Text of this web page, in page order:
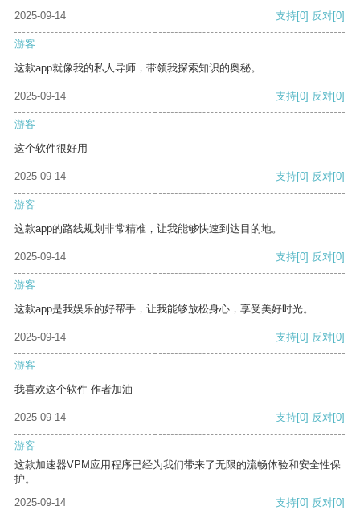
2025-09-14
支持[0] 反对[0]
游客
这款app就像我的私人导师，带领我探索知识的奥秘。
2025-09-14 支持[0] 反对[0]
游客
这个软件很好用
2025-09-14 支持[0] 反对[0]
游客
这款app的路线规划非常精准，让我能够快速到达目的地。
2025-09-14 支持[0] 反对[0]
游客
这款app是我娱乐的好帮手，让我能够放松身心，享受美好时光。
2025-09-14 支持[0] 反对[0]
游客
我喜欢这个软件 作者加油
2025-09-14 支持[0] 反对[0]
游客
这款加速器VPM应用程序已经为我们带来了无限的流畅体验和安全性保
护。
2025-09-14
支持[0] 反对[0]